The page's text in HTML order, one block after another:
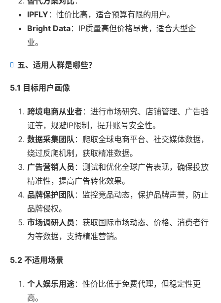
IPFLY ：性价比高，适合预算有限的用户。
Bright Data：IP质量高但价格昂贵，适合大型企
业。
五、适用人群是哪些？
5.1 目标用户画像
跨境电商从业者：进行市场研究、店铺管理、广告验
证等，规避IP限制，提升账号安全性。
数据采集团队 ：爬取全球电商平台、社交媒体数据，
绕过反爬机制，获取精准数据。
广告营销人员 ：测试和优化全球广告表现，确保投放
精准性，提高广告转化效果。
品牌保护团队 ：监控竞品动态，保护品牌声誉，防止
品牌侵权。
市场调研人员 ：获取国际市场动态、价格、消费者行
为等数据，支持精准营销。
5.2 不适用场景
个人娱乐用途：性价比低于免费代理，但稳定性更
高。